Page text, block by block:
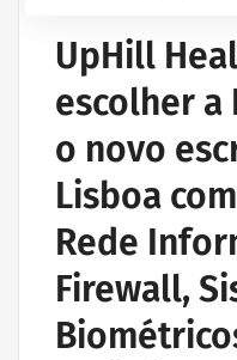
UpHill
escolher a
o novo
Lisboa
Rede
Firewall,